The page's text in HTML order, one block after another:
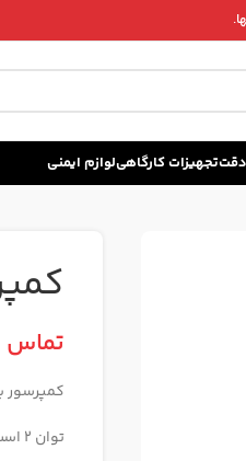
دقتتجهیزات کارگاهیلوازم ایمنی
تماس
کمپرسور باد 25
توان 2 اسب بخار